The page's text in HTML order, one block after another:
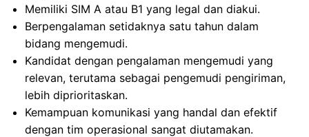
Memiliki SIM A atau B1 yang legal dan diakui.
Berpengalaman setidaknya satu tahun dalam
bidang mengemudi.
Kandidat dengan pengalaman mengemudi yang
relevan, terutama sebagai pengemudi pengiriman,
lebih diprioritaskan.
Kemampuan komunikasi yang handal dan efektif
dengan tim operasional sangat diutamakan.